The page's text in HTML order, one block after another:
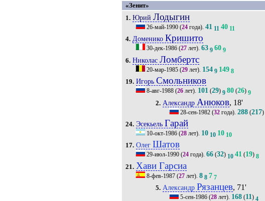
«Зенит»
1. ЮрийЛодыгин
26-май-1990 (24 года).41 11 40 11
4. ДоменикоКришито
30-дек-1986 (27 лет).63 9 60 9
6. НиколасЛомбертс
20-мар-1985 (29 лет). 154 9 149 8
19. ИгорьСмольников
8-авг-1988 (26 лет). 101 (29) 9 80 (26) 9
2. Александр Анюков, 18'
28-сен-1982(32года). 288(217)
24. Эсекьель Гарай
10-окт-1986 (28 лет). 10 10 10 10
17. ОлегШатов
29-июл-1990 (24 года).66 (32) 10 41 (19) 8
21. Хави Гарсиа
8-фев-1987 (27 лет).8 8 7 7
5. Александр Рязанцев, 71'
5-сен-1986(28лет). 168(11) 4